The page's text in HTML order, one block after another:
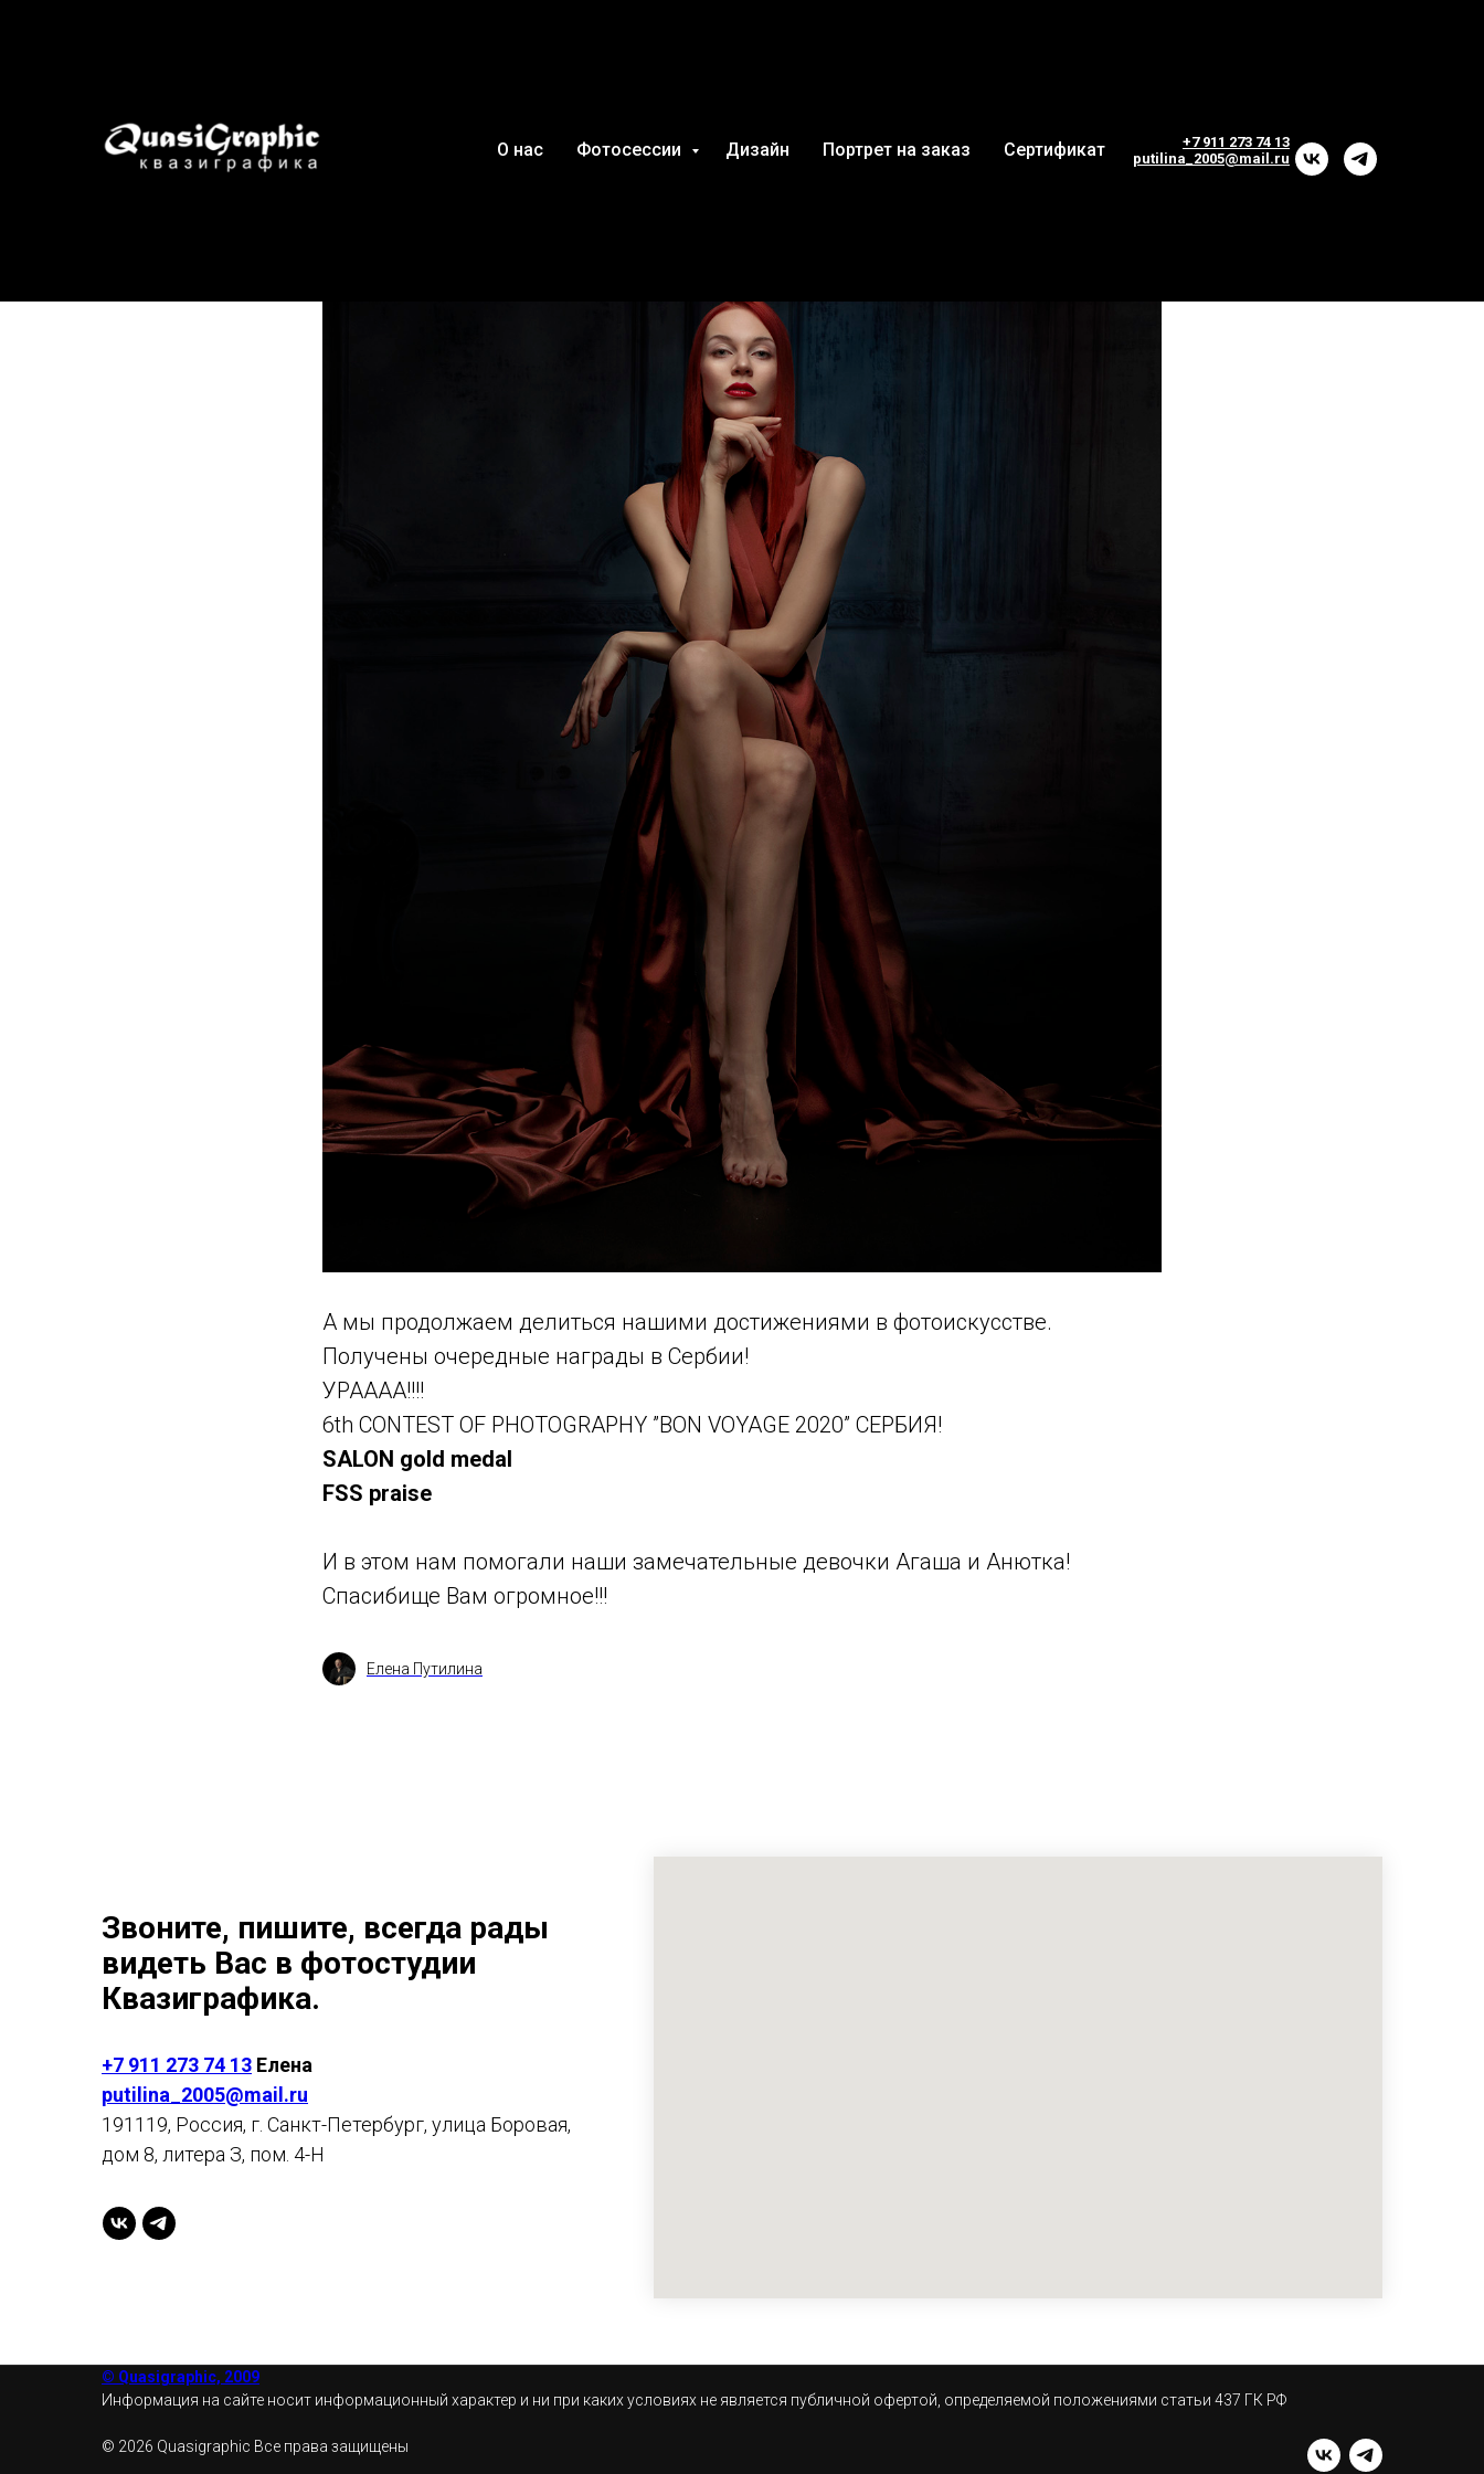
О нас Фотосессии Дизайн Портрет на заказ Сертификат
+7 911 273 74 13
putilina_2005@mail.ru
Золото в Сербии
А мы продолжаем делиться нашими достижениями в фотоискусстве.
Получены очередные награды в Сербии!
УРАААА!!!!
6th CONTEST OF PHOTOGRAPHY ”BON VOYAGE 2020” СЕРБИЯ!
SALON gold medal
FSS praise
И в этом нам помогали наши замечательные девочки Агаша и Анютка!
Спасибище Вам огромное!!!
Елена Путилина
Звоните, пишите, всегда рады
видеть Вас в фотостудии
Квазиграфика.
+7 911 273 74 13 Елена
putilina_2005@mail.ru
191119, Россия, г. Санкт-Петербург, улица Боровая,
дом 8, литера З, пом. 4-Н
© Quasigraphic, 2009
Информация на сайте носит информационный характер и ни при каких условиях не является публичной офертой, определяемой положениями статьи 437 ГК РФ
© 2026 Quasigraphic Все права защищены